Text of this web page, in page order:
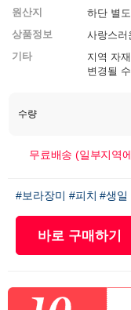
원산지
하단 별
상품정보
사랑스러
기타
지역 자
변경될
수량
무료배송 (일부지역
#보라장미 #피치 #생일
바로 구매하기